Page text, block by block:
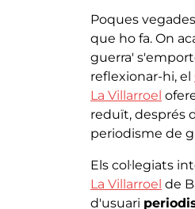
Poques vegades
que ho fa. On
guerra'
reflexionar-hi, el
La Villarroel
reduït, després
periodisme de
Els col·legiats
La Villarroel de
d'usuari